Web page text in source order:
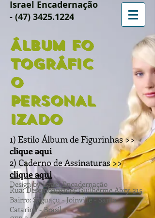
Israel Encadernação
- (47) 3425.1224
ÁLBUMFO
TOGRÁFIC
O
PERSONAL
IZADO
1) Estilo Álbum de Figurinhas >>
clique aqui
2) Caderno de Assinaturas >>
clique aqui
Design by Israel Encadernação
Rua: Desembargador Guilherme Abry, 315
Bairro: Saguaçu - Joinville - Santa
Catarina - Brasil